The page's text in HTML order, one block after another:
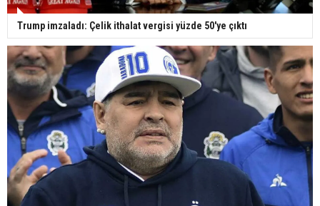
Trump imzaladı: Çelik ithalat vergisi yüzde 50'ye çıktı